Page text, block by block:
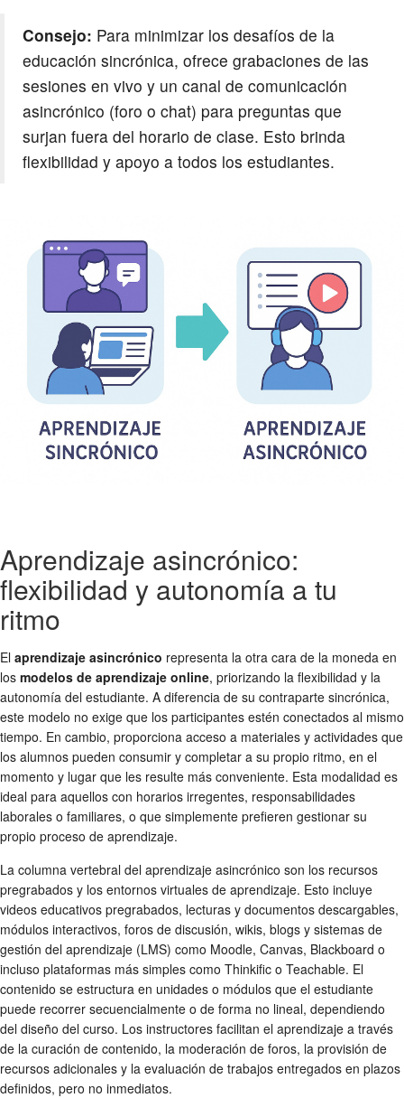
Consejo: Para minimizar los desafíos de la
educación sincrónica, ofrece grabaciones de las
sesiones en vivo y un canal de comunicación
asincrónico (foro o chat) para preguntas que
surjan fuera del horario de clase. Esto brinda
flexibilidad y apoyo a todos los estudiantes.
Aprendizaje asincrónico:
flexibilidad y autonomía a tu
ritmo
El aprendizaje asincrónico representa la otra cara de la moneda en
los modelos de aprendizaje online, priorizando la flexibilidad y la
autonomía del estudiante. A diferencia de su contraparte sincrónica,
este modelo no exige que los participantes estén conectados al mismo
tiempo. En cambio, proporciona acceso a materiales y actividades que
los alumnos pueden consumir y completar a su propio ritmo, en el
momento y lugar que les resulte más conveniente. Esta modalidad es
ideal para aquellos con horarios irregentes, responsabilidades
laborales o familiares, o que simplemente prefieren gestionar su
propio proceso de aprendizaje.
La columna vertebral del aprendizaje asincrónico son los recursos
pregrabados y los entornos virtuales de aprendizaje. Esto incluye
videos educativos pregrabados, lecturas y documentos descargables,
módulos interactivos, foros de discusión, wikis, blogs y sistemas de
gestión del aprendizaje (LMS) como Moodle, Canvas, Blackboard o
incluso plataformas más simples como Thinkific o Teachable. El
contenido se estructura en unidades o módulos que el estudiante
puede recorrer secuencialmente o de forma no lineal, dependiendo
del diseño del curso. Los instructores facilitan el aprendizaje a través
de la curación de contenido, la moderación de foros, la provisión de
recursos adicionales y la evaluación de trabajos entregados en plazos
definidos, pero no inmediatos.